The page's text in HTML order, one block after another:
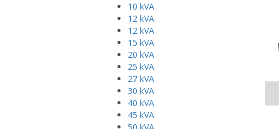
10 kVA
12 kVA
12 kVA
15 kVA
20 kVA
25 kVA
27 kVA
30 kVA
40 kVA
45 kVA